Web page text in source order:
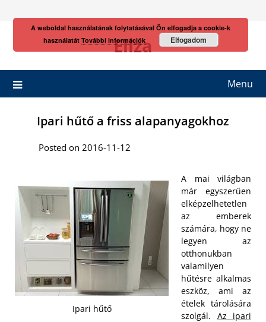
Eliza
Menu
Ipari hűtő a friss alapanyagokhoz
Posted on 2016-11-12
Ipari hűtő
A mai világban
már egyszerűen
elképzelhetetlen
az emberek
számára, hogy ne
legyen az
otthonukban
valamilyen
hűtésre alkalmas
eszköz, ami az
ételek tárolására
szolgál. Az ipari
A weboldal használatának folytatásával Ön elfogadja a cookie-k
használatát További információk Elfogadom